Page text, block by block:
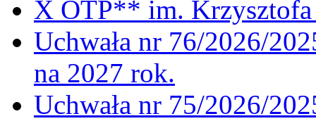
X OTP** im. Krzysztofa
Uchwała nr 76/2026/
na 2027 rok.
Uchwała nr 75/2026/